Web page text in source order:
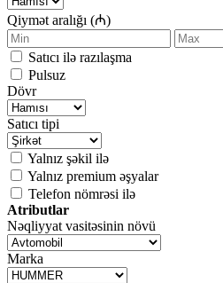
Qiymət aralığı (₼)
Satıcı ilə razılaşma
Pulsuz
Dövr
Satıcı tipi
Yalnız şəkil ilə
Yalnız premium əşyalar
Telefon nömrəsi ilə
Atributlar
Nəqliyyat vasitəsinin növü
Marka